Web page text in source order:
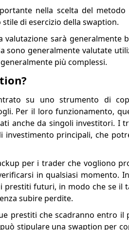
nella scelta del
di esercizio della swaption.
sarà generalmente
generalmente valutate
più complessi.
su uno strumento di
Per il loro funzionamento,
anche da singoli investitori. I
principali, che
per i trader che vogliono
in qualsiasi momento.
futuri, in modo che se il
subire perdite.
prestiti che scadranno entro il
stipulare una swaption per